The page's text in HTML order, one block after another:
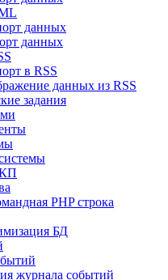
данных
данных
в RSS
данных из RSS
задания
PHP строка
БД
журнала событий